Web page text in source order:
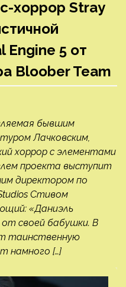
хоррор Stray
Engine 5 от
Bloober Team
бывшим
Лачковским,
хоррор с элементами
проекта выступит
директором по
Стивом
«Даниэль
своей бабушки. В
таинственную
намного […]